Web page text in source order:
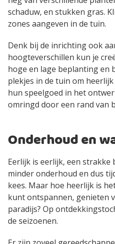
schaduw, en stukken gras.
zones aangeven in de tuin.
Denk bij de inrichting ook
hoogteverschillen kun je
hoge en lage beplanting en
plekjes in de tuin om
hun speelgoed in het
omringd door een rand van
Onderhoud en
Eerlijk is eerlijk, een
minder onderhoud en dus
kees. Maar hoe heerlijk is
kunt ontspannen, genieten
paradijs? Op
de seizoenen.